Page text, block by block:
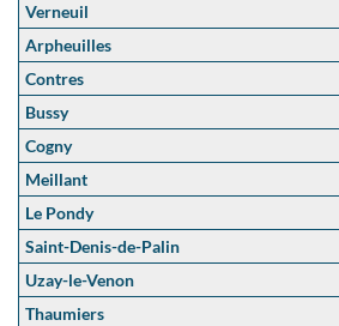
Verneuil
Arpheuilles
Contres
Bussy
Cogny
Meillant
Le Pondy
Saint-Denis-de-Palin
Uzay-le-Venon
Thaumiers